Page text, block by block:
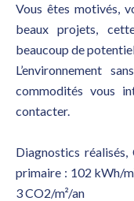
Vous êtes motivés,
beaux projets,
beaucoup de
L’environnement
commodités vous
contacter.
Diagnostics
primaire : 102 kWh/
3 CO2/m²/an